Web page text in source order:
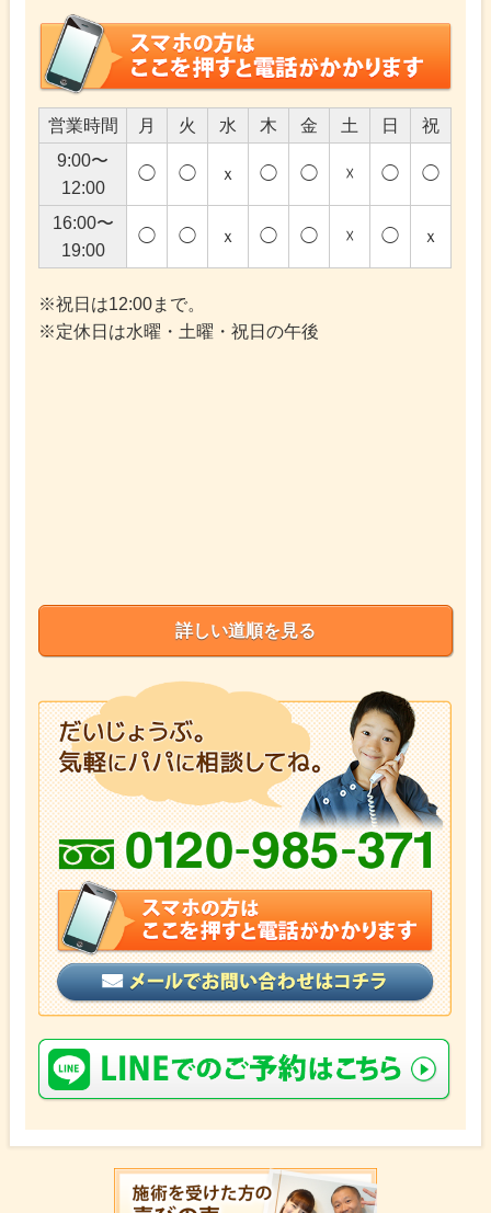
営業時間 月 火 水 木 金 土 日
祝
9:00〜
12:00
◯ ◯ ｘ ◯ ◯ ☓ ◯ ◯
16:00〜
19:00
◯ ◯ ｘ ◯ ◯ ☓ ◯ ｘ
※祝日は12:00まで。
※定休日は水曜・土曜・祝日の午後
詳しい道順を見る